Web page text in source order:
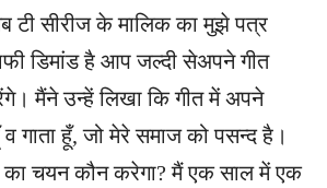
टी सीरीज के मालिक का मुझे पत्र
डिमांड है आप जल्दी सेअपने गीत
मैंने उन्हें लिखा कि गीत में अपने
गाता हूँ, जो मेरे समाज को पसन्द है।
का चयन कौन करेगा? मैं एक साल में एक